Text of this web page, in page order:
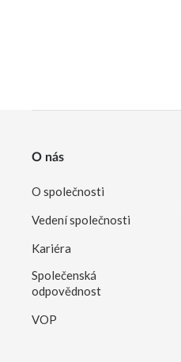
O nás
O společnosti
Vedení společnosti
Kariéra
Společenská
odpovědnost
VOP